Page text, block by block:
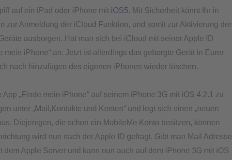
auf ein iPad oder iPhone mit iOS5. Mit Sicherheit könnt Ihr in
zur Anmeldung der iCloud Funktion, und somit zur Aktivierung der
ausborgen. Hat man sich bei iCloud mit seiner Apple ID
mein iPhone“ an. Jetzt ist allerdings das geborgte Gerät in Eurer
nach hinzufügen des eigenen iPhones wieder löschen.
„Finde mein iPhone“ auf seinem iPhone 3G mit iOS 4.2.1 zu
unter „Mail,Kontakte und Konten“ und legt sich einen „neuen
Diejenigen, die schon ein MobileMe Konto besitzen, können
wird nun nach der Apple ID gefragt. Gibt man Mail Adresse
Apple Server und kann nun auch auf dem iPhone 3G mit iOS